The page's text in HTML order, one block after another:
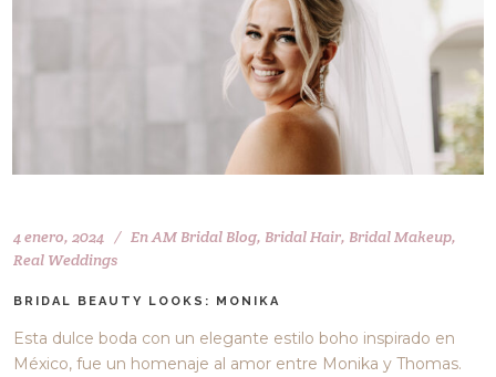
4 enero, 2024 En AM Bridal Blog, Bridal Hair, Bridal Makeup,
Real Weddings
BRIDAL BEAUTY LOOKS: MONIKA
Esta dulce boda con un elegante estilo boho inspirado en
México, fue un homenaje al amor entre Monika y Thomas.